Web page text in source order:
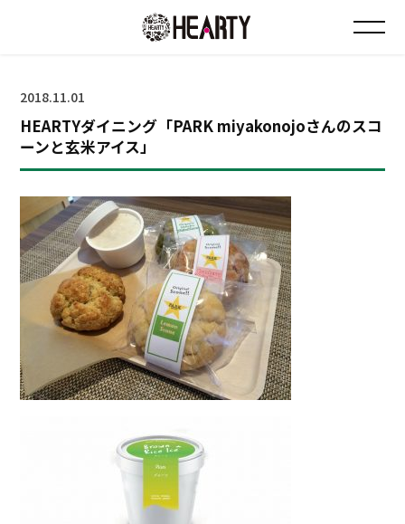
チラシ情報
会社について
採用について
Instagram
2018.11.01
HEARTYダイニング「PARK miyakonojoさんのスコ
ーンと玄米アイス」